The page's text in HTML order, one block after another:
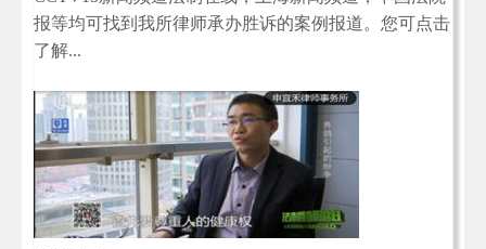
报等均可找到我所律师承办胜诉的案例报道。您可点击
了解...